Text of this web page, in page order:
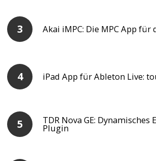
Akai iMPC: Die MPC App für
iPad App für Ableton Live:
TDR Nova GE: Dynamisches
Plugin